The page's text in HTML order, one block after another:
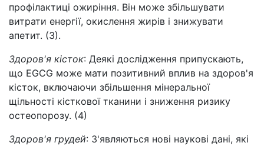
профілактиці ожиріння. Він може збільшувати
витрати енергії, окислення жирів і знижувати
апетит. (3).
Здоров'я кісток: Деякі дослідження припускають,
що EGCG може мати позитивний вплив на здоров'я
кісток, включаючи збільшення мінеральної
щільності кісткової тканини і зниження ризику
остеопорозу. (4)
Здоров'я грудей: З'являються нові наукові дані, які